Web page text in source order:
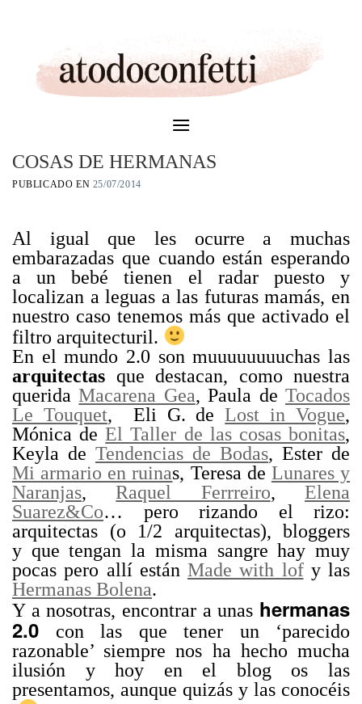
COSAS DE HERMANAS
PUBLICADO EN 25/07/2014
Al igual que les ocurre a muchas
embarazadas que cuando están esperando
a un bebé tienen el radar puesto y
localizan a leguas a las futuras mamás, en
nuestro caso tenemos más que activado el
filtro arquitecturil.
En el mundo 2.0 son muuuuuuuuchas las
arquitectas que destacan, como nuestra
queridaMacarena Gea, Paula deTocados
Le Touquet, Eli G. deLost in Vogue,
Mónica deEl Taller de las cosas bonitas,
Keyla de Tendencias de Bodas, Ester de
Mi armario en ruinas, Teresa de Lunares y
Naranjas,Raquel Ferrreiro,Elena
Suarez&Co… pero rizando el rizo:
arquitectas (o 1/2 arquitectas), bloggers
y que tengan la misma sangre hay muy
pocas pero allí están Made with lofy las
Hermanas Bolena.
Y a nosotras, encontrar a unas hermanas
2.0 con las que tener un ‘parecido
razonable’ siempre nos ha hecho mucha
ilusión y hoy en el blog os las
presentamos, aunque quizás y las conocéis